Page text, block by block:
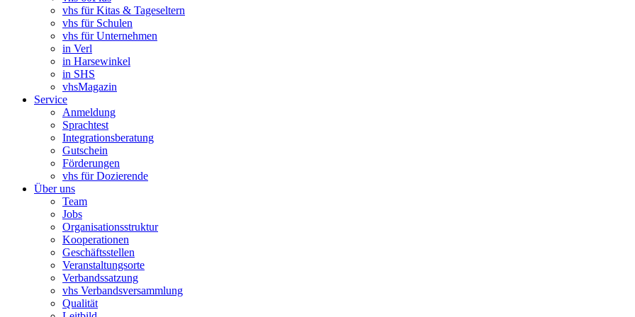
vhs für Kitas & Tageseltern
vhs für Schulen
vhs für Unternehmen
in Verl
in Harsewinkel
in SHS
vhsMagazin
Service
Anmeldung
Sprachtest
Integrationsberatung
Gutschein
Förderungen
vhs für Dozierende
Über uns
Team
Jobs
Organisationsstruktur
Kooperationen
Geschäftsstellen
Veranstaltungsorte
Verbandssatzung
vhs Verbandsversammlung
Qualität